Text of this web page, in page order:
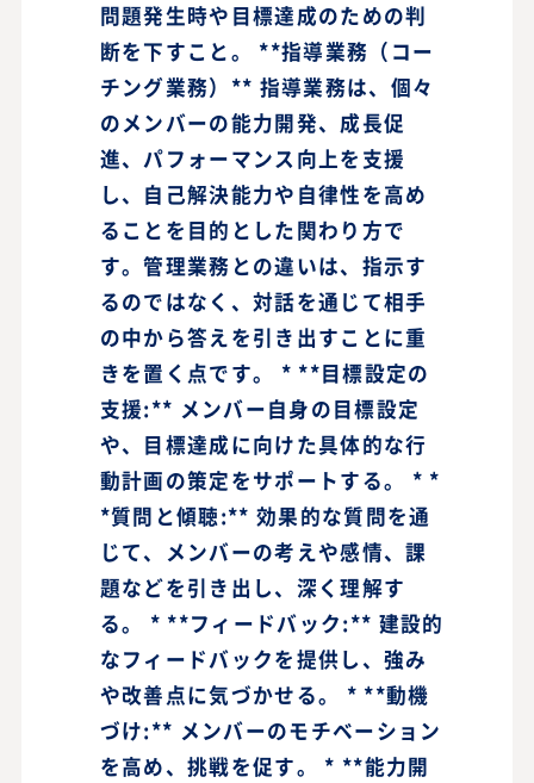
問題発生時や目標達成のための判
断を下すこと。 **指導業務（コー
チング業務）** 指導業務は、個々
のメンバーの能力開発、成長促
進、パフォーマンス向上を支援
し、自己解決能力や自律性を高め
ることを目的とした関わり方で
す。管理業務との違いは、指示す
るのではなく、対話を通じて相手
の中から答えを引き出すことに重
きを置く点です。 * **目標設定の
支援:** メンバー自身の目標設定
や、目標達成に向けた具体的な行
動計画の策定をサポートする。 * *
*質問と傾聴:** 効果的な質問を通
じて、メンバーの考えや感情、課
題などを引き出し、深く理解す
る。 * **フィードバック:** 建設的
なフィードバックを提供し、強み
や改善点に気づかせる。 * **動機
づけ:** メンバーのモチベーション
を高め、挑戦を促す。 * **能力開